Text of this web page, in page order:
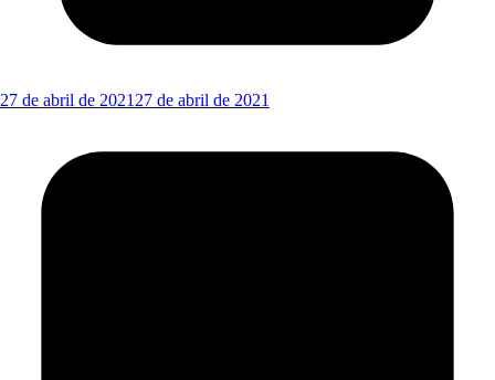
27 de abril de 2021 27 de abril de 2021